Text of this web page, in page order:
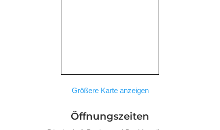
Größere Karte anzeigen
Öffnungszeiten